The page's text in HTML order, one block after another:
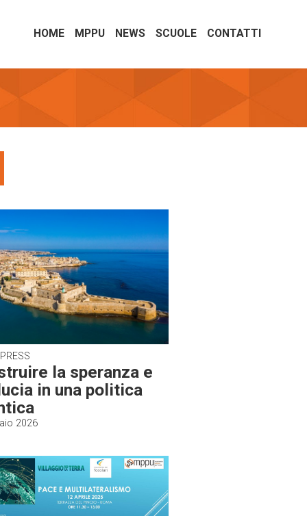
HOME MPPU NEWS SCUOLE CONTATTI
la speranza e
in una politica
2026